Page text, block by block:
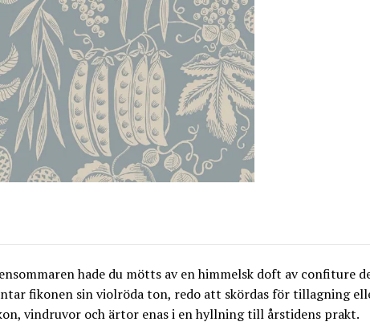
hade du mötts av en himmelsk doft av confiture
fikonen sin violröda ton, redo att skördas för tillagning
vindruvor och ärtor enas i en hyllning till årstidens prakt.